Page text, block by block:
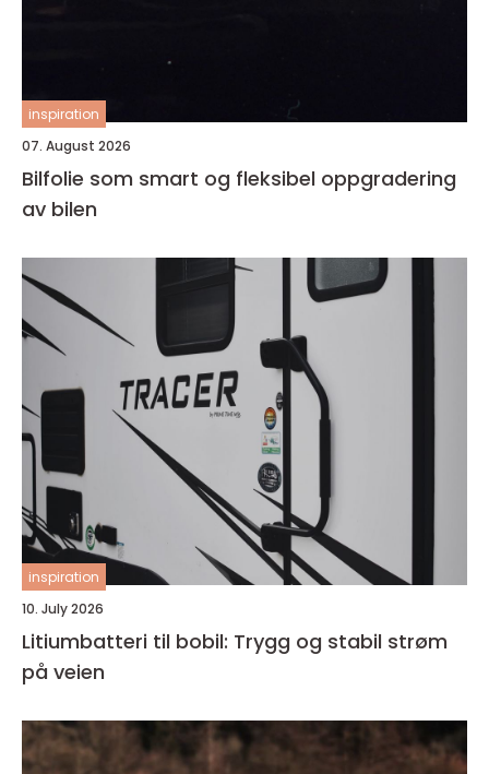
inspiration
07. August 2026
Bilfolie som smart og fleksibel oppgradering
av bilen
inspiration
10. July 2026
Litiumbatteri til bobil: Trygg og stabil strøm
på veien